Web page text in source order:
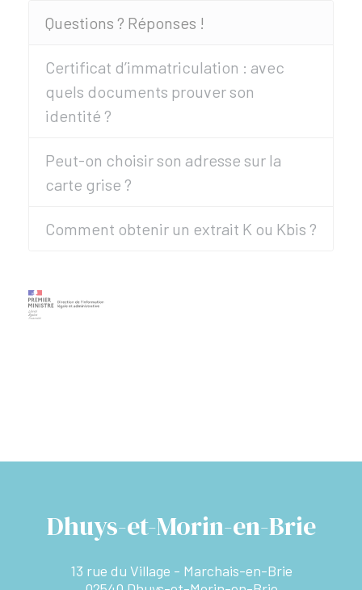
Questions ? Réponses !
Certificat d’immatriculation : avec
quels documents prouver son
identité ?
Peut-on choisir son adresse sur la
carte grise ?
Comment obtenir un extrait K ou Kbis ?
Dhuys-et-Morin-en-Brie
13 rue du Village - Marchais-en-Brie